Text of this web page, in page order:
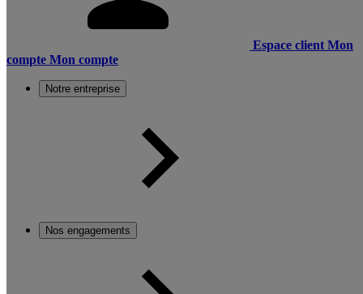
Espace client Mon
compte Mon compte
Notre entreprise
Nos engagements